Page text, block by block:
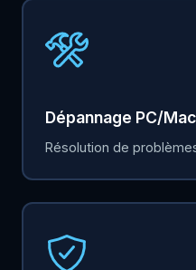
Dépannage PC/Mac
Résolution de